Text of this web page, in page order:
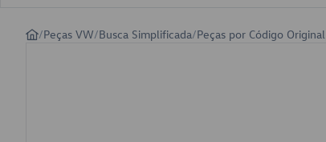
/Peças VW/Busca Simplificada/Peças por Código Original